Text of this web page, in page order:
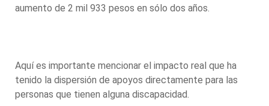
aumento de 2 mil 933 pesos en sólo dos años.
Aquí es importante mencionar el impacto real que ha
tenido la dispersión de apoyos directamente para las
personas que tienen alguna discapacidad.